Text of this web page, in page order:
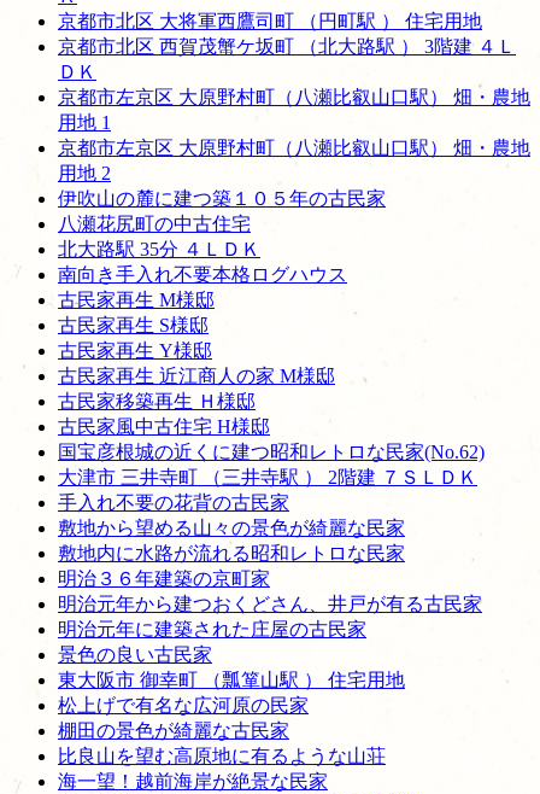
京都市北区 大将軍西鷹司町 （円町駅 ） 住宅用地
京都市北区 西賀茂蟹ケ坂町 （北大路駅 ） 3階建 ４Ｌ
ＤＫ
京都市左京区 大原野村町（八瀬比叡山口駅） 畑・農地
用地 1
京都市左京区 大原野村町（八瀬比叡山口駅） 畑・農地
用地 2
伊吹山の麓に建つ築１０５年の古民家
八瀬花尻町の中古住宅
北大路駅 35分 ４ＬＤＫ
南向き手入れ不要本格ログハウス
古民家再生 M様邸
古民家再生 S様邸
古民家再生 Y様邸
古民家再生 近江商人の家 M様邸
古民家移築再生 Ｈ様邸
古民家風中古住宅 H様邸
国宝彦根城の近くに建つ昭和レトロな民家(No.62)
大津市 三井寺町 （三井寺駅 ） 2階建 ７ＳＬＤＫ
手入れ不要の花背の古民家
敷地から望める山々の景色が綺麗な民家
敷地内に水路が流れる昭和レトロな民家
明治３６年建築の京町家
明治元年から建つおくどさん、井戸が有る古民家
明治元年に建築された庄屋の古民家
景色の良い古民家
東大阪市 御幸町 （瓢箪山駅 ） 住宅用地
松上げで有名な広河原の民家
棚田の景色が綺麗な古民家
比良山を望む高原地に有るような山荘
海一望！越前海岸が絶景な民家